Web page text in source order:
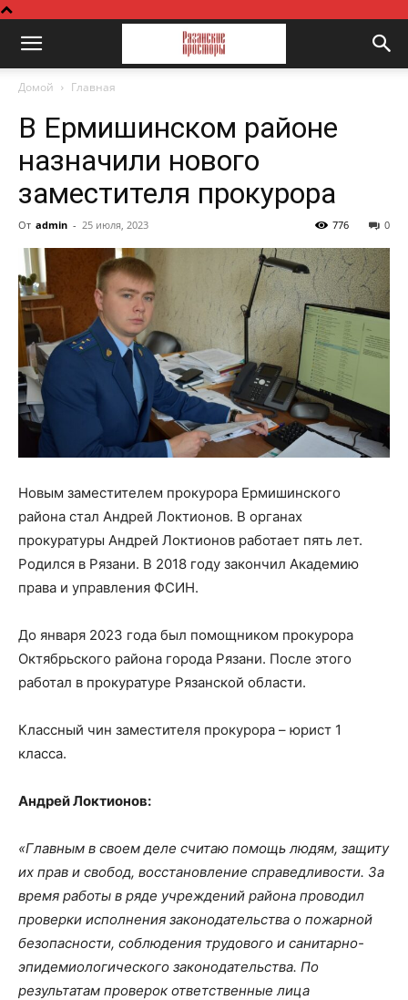
Домой Главная
В Ермишинском районе
назначили нового
заместителя прокурора
От admin - 25 июля, 2023 0
776
Новым заместителем прокурора Ермишинского
района стал Андрей Локтионов. В органах
прокуратуры Андрей Локтионов работает пять лет.
Родился в Рязани. В 2018 году закончил Академию
права и управления ФСИН.
До января 2023 года был помощником прокурора
Октябрьского района города Рязани. После этого
работал в прокуратуре Рязанской области.
Классный чин заместителя прокурора – юрист 1
класса.
Андрей Локтионов:
«Главным в своем деле считаю помощь людям, защиту
их прав и свобод, восстановление справедливости. За
время работы в ряде учреждений района проводил
проверки исполнения законодательства о пожарной
безопасности, соблюдения трудового и санитарно-
эпидемиологического законодательства. По
результатам проверок ответственные лица